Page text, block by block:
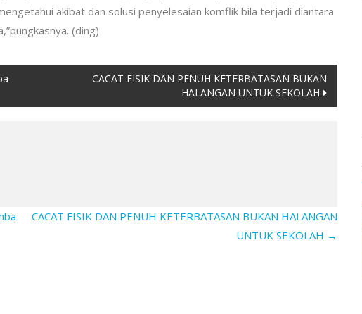
akibat dan solusi penyelesaian komflik bila terjadi diantara
(ding)
CACAT FISIK DAN PENUH KETERBATASAN BUKAN
HALANGAN UNTUK SEKOLAH
CACAT FISIK DAN PENUH KETERBATASAN BUKAN HALANGAN
UNTUK SEKOLAH →